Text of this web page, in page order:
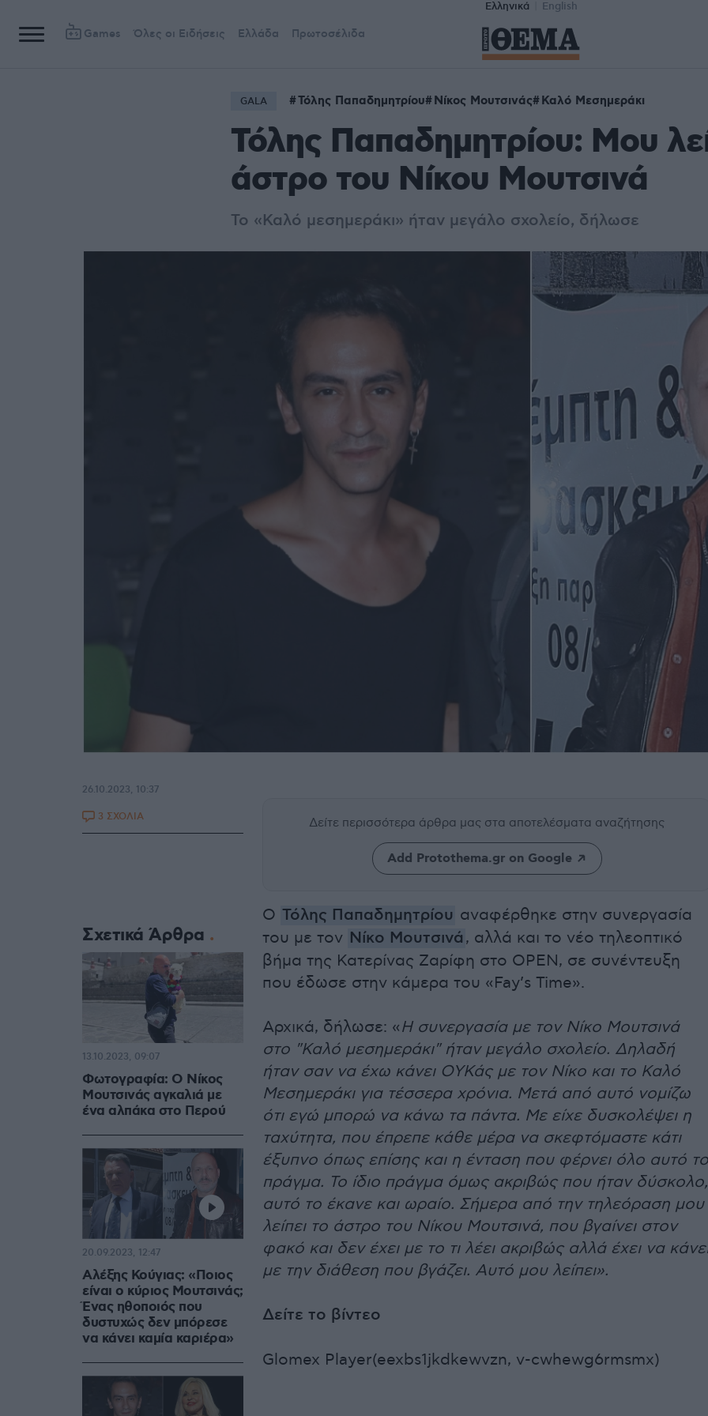
Ελληνικά English
Games Όλες οι Ειδήσεις Ελλάδα Πρωτοσέλιδα
GALA Τόλης Παπαδημητρίου Νίκος Μουτσινάς Καλό Μεσημεράκι
Τόλης Παπαδημητρίου: Μου
άστρο του Νίκου Μουτσινά
Το «Καλό μεσημεράκι» ήταν μεγάλο σχολείο, δήλωσε
Δείτε περισσότερα άρθρα μας στα αποτελέσματα αναζήτησης
Add Protothema.gr on Google
Ο Τόλης Παπαδημητρίου αναφέρθηκε στην συνεργασία
του με τον Νίκο Μουτσινά , αλλά και το νέο τηλεοπτικό
βήμα της Κατερίνας Ζαρίφη στο OPEN, σε συνέντευξη
που έδωσε στην κάμερα του «Fay’s Time».
Αρχικά, δήλωσε: «Η συνεργασία με τον Νίκο Μουτσινά
στο "Καλό μεσημεράκι" ήταν μεγάλο σχολείο. Δηλαδή
ήταν σαν να έχω κάνει ΟΥΚάς με τον Νίκο και το Καλό
Μεσημεράκι για τέσσερα χρόνια. Μετά από αυτό νομίζω
ότι εγώ μπορώ να κάνω τα πάντα. Με είχε δυσκολέψει η
ταχύτητα, που έπρεπε κάθε μέρα να σκεφτόμαστε κάτι
έξυπνο όπως επίσης και η ένταση που φέρνει όλο αυτό το
πράγμα. Το ίδιο πράγμα όμως ακριβώς που ήταν δύσκολο,
αυτό το έκανε και ωραίο. Σήμερα από την τηλεόραση μου
λείπει το άστρο του Νίκου Μουτσινά, που βγαίνει στον
φακό και δεν έχει με το τι λέει ακριβώς αλλά έχει να
με την διάθεση που βγάζει. Αυτό μου λείπει».
Δείτε το βίντεο
Glomex Player(eexbs1jkdkewvzn, v-cwhewg6rmsmx)
26.10.2023, 10:37
3 ΣΧΟΛΙΑ
Σχετικά Άρθρα
Φωτογραφία: Ο Νίκος
Μουτσινάς αγκαλιά με
ένα αλπάκα στο Περού
13.10.2023, 09:07
Αλέξης Κούγιας: «Ποιος
είναι ο κύριος Μουτσινάς;
Ένας ηθοποιός που
δυστυχώς δεν μπόρεσε
να κάνει καμία καριέρα»
20.09.2023, 12:47